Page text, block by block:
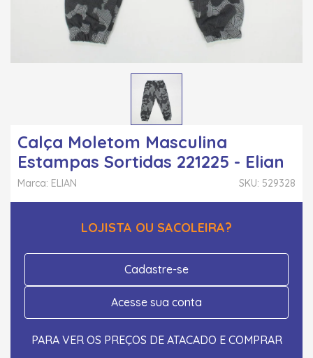
Calça Moletom Masculina
Estampas Sortidas 221225 - Elian
SKU: 529328
Marca: ELIAN
LOJISTA OU SACOLEIRA?
Cadastre-se
Acesse sua conta
PARA VER OS PREÇOS DE ATACADO E COMPRAR